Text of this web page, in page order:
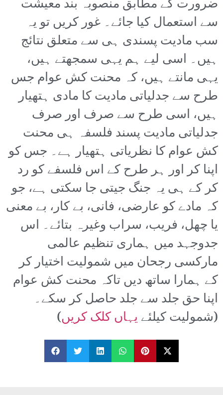
ضرورت کے مطابق منصوبہ بند معیشت
سے استعمال کیا جائے۔ غور کریں تو یہ
سب مادیت پسندی ہی سے متعلق نتائج
ہیں۔ اسی لیے ہم یہی سمجھتے ہیں،
یہی مانتے ہیں، کہ محنت کش عوام جس
طرح سے جدلیاتی مادیت کا مادی ہتھیار
ہیں، اسی طرح سے صرف اور صرف
جدلیاتی مادیت پسند فلسفہ ہی محنت
کش عوام کا نظریاتی ہتھیار ہے۔ جس کو
اپنا کر اور ہر طرح کے اس فلسفے کو رد
کر کے ہی یہ جنگ جیتی جا سکتی ہے، جو
کہ مادے کو عارضی، فانی، بے کار، بے معنی
یا چھل، فریب، سراب وغیرہ بتائے۔ اس
جدوجہد میں ہماری تنظیم عالمی
مارکسی رجحان میں شمولیت اختیار کر
کے ہمارا ساتھ دیں تاکہ محنت کش عوام
اپنا حق جلد سے جلد حاصل کر سکے۔
(شمولیت کیلئےیہاں کلک کریں)